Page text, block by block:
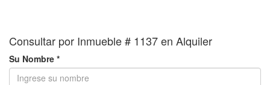
Consultar por Inmueble # 1137 en Alquiler
Su Nombre *